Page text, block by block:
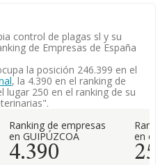
control de plagas sl y su
de Empresas de España
la posición 246.399 en el
, la 4.390 en el ranking de
lugar 250 en el ranking de su
Ranking de empresas
en GUIPÚZCOA
4.390
en el
250